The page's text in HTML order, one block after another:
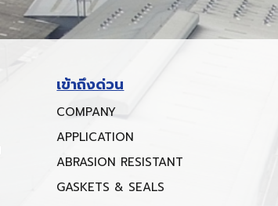
เข้าถึงด่วน
COMPANY
APPLICATION
ABRASION RESISTANT
GASKETS & SEALS